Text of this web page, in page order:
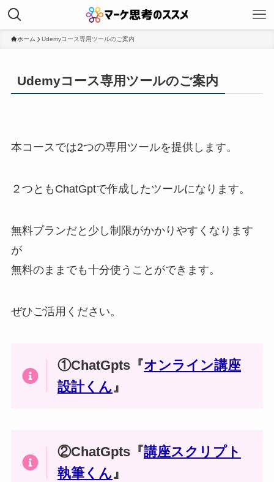
ホーム Udemyコース専用ツールのご案内
Udemyコース専用ツールのご案内
本コースでは2つの専用ツールを提供します。
２つともChatGptで作成したツールになります。
無料プランだと少し制限がかかりやすくなります
が
無料のままでも十分使うことができます。
ぜひご活用ください。
①ChatGpts『オンライン講座
設計くん』
②ChatGpts『講座スクリプト
執筆くん』